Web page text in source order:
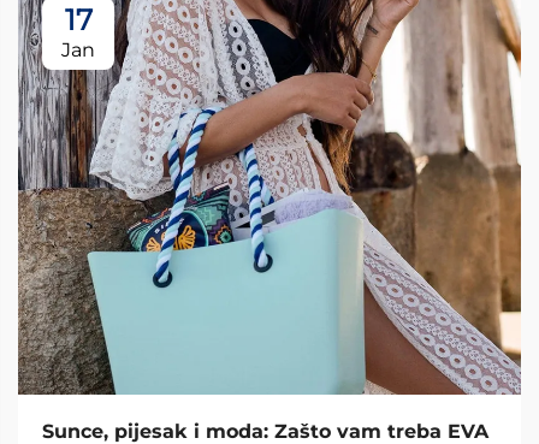
17
Jan
Sunce, pijesak i moda: Zašto vam treba EVA